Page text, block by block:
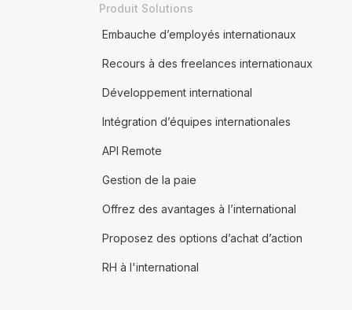
Produit Solutions
Embauche d’employés internationaux
Recours à des freelances internationaux
Développement international
Intégration d’équipes internationales
API Remote
Gestion de la paie
Offrez des avantages à l’international
Proposez des options d’achat d’action
RH à l'international